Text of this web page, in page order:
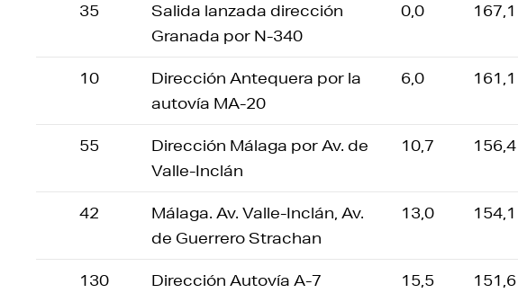
35
Salida lanzada dirección
Granada por N-340
0,0 167,1
10
Dirección Antequera por la
autovía MA-20
6,0 161,1
55
Dirección Málaga por Av. de
Valle-Inclán
10,7 156,4
42
Málaga. Av. Valle-Inclán, Av.
de Guerrero Strachan
13,0 154,1
130 Dirección Autovía A-7 15,5 151,6